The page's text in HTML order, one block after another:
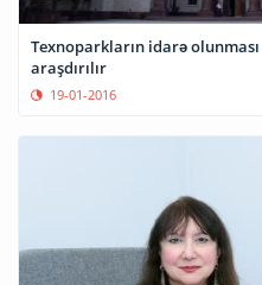
Texnoparkların idarə
araşdırılır
19-01-2016